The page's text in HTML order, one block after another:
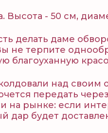
Высота - 50 см,
делать даме
не терпите
благоуханную
над
передать
на рынке: если
будет